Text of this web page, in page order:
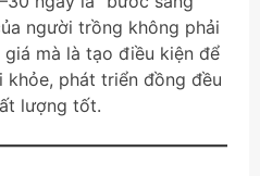
người trồng không phải
mà là tạo điều kiện để
phát triển đồng đều
lượng tốt.